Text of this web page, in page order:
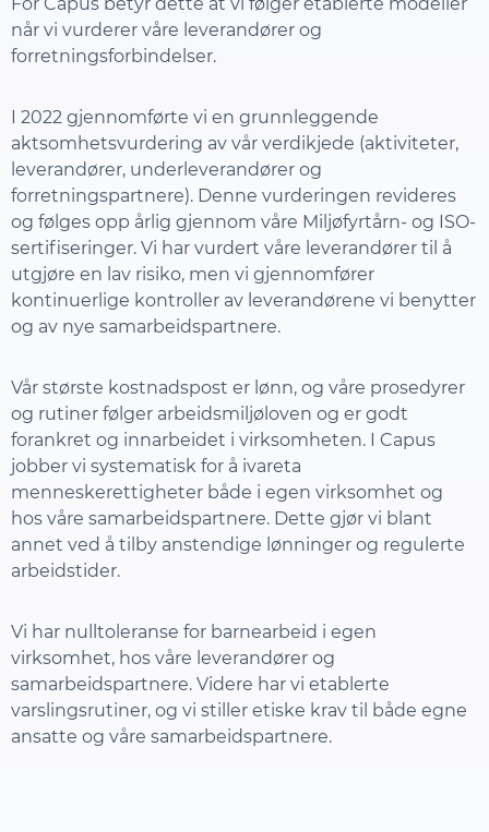
når vi vurderer våre leverandører og
forretningsforbindelser.
I 2022 gjennomførte vi en grunnleggende
aktsomhetsvurdering av vår verdikjede (aktiviteter,
leverandører, underleverandører og
forretningspartnere). Denne vurderingen revideres
og følges opp årlig gjennom våre Miljøfyrtårn- og ISO-
sertifiseringer. Vi har vurdert våre leverandører til å
utgjøre en lav risiko, men vi gjennomfører
kontinuerlige kontroller av leverandørene vi benytter
og av nye samarbeidspartnere.
Vår største kostnadspost er lønn, og våre prosedyrer
og rutiner følger arbeidsmiljøloven og er godt
forankret og innarbeidet i virksomheten. I Capus
jobber vi systematisk for å ivareta
menneskerettigheter både i egen virksomhet og
hos våre samarbeidspartnere. Dette gjør vi blant
annet ved å tilby anstendige lønninger og regulerte
arbeidstider.
Vi har nulltoleranse for barnearbeid i egen
virksomhet, hos våre leverandører og
samarbeidspartnere. Videre har vi etablerte
varslingsrutiner, og vi stiller etiske krav til både egne
ansatte og våre samarbeidspartnere.